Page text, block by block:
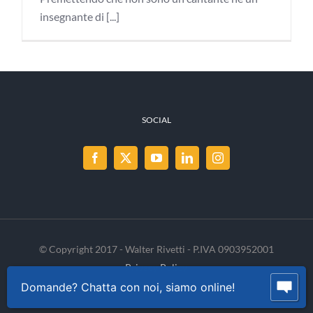
insegnante di [...]
SOCIAL
© Copyright 2017 - Walter Rivetti - P.IVA 0903952001
Privacy Policy
Cookie Policy
INVENIA
Domande? Chatta con noi, siamo online!